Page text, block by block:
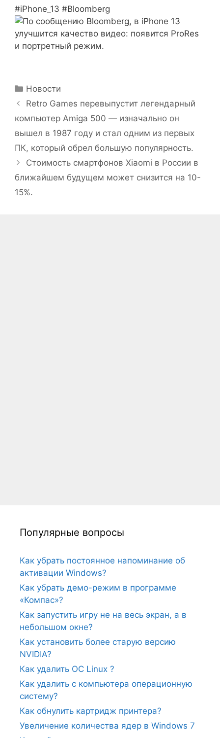
#iPhone_13 #Bloomberg
Рубрики
Новости
Retro Games перевыпустит легендарный
компьютер Amiga 500 — изначально он
вышел в 1987 году и стал одним из первых
ПК, который обрел большую популярность.
Стоимость смартфонов Xiaomi в России в
ближайшем будущем может снизится на 10-
15%.
Популярные вопросы
Как убрать постоянное напоминание об
активации Windows?
Как убрать демо-режим в программе
«Компас»?
Как запустить игру не на весь экран, а в
небольшом окне?
Как установить более старую версию
NVIDIA?
Как удалить ОС Linux ?
Как удалить с компьютера операционную
систему?
Как обнулить картридж принтера?
Увеличение количества ядер в Windows 7